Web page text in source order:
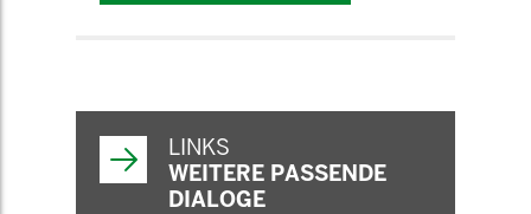
LINKS
WEITERE PASSENDE
DIALOGE